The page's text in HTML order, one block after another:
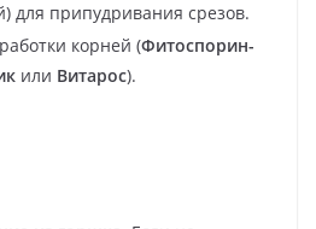
для припудривания срезов.
корней (Фитоспорин-
или Витарос).